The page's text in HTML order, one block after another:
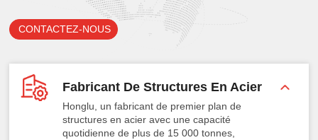
CONTACTEZ-NOUS
Fabricant De Structures En Acier
Honglu, un fabricant de premier plan de
structures en acier avec une capacité
quotidienne de plus de 15 000 tonnes,